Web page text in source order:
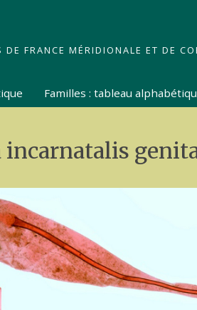
DE FRANCE MÉRIDIONALE ET DE
Familles : tableau
incarnatalis